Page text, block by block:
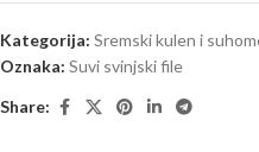
Kategorija: Sremski kulen i
Oznaka: Suvi svinjski file
Share: